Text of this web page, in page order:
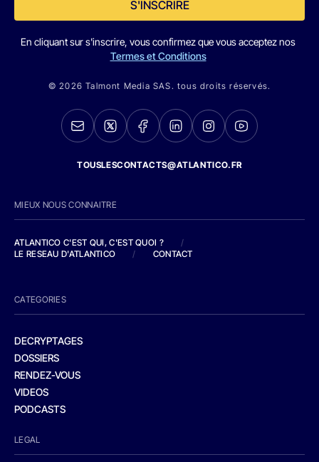
S'INSCRIRE
En cliquant sur s'inscrire, vous confirmez que vous acceptez nos
Termes et Conditions
© 2026 Talmont Media SAS. tous droits réservés.
TOUSLESCONTACTS@ATLANTICO.FR
MIEUX NOUS CONNAITRE
ATLANTICO C'EST QUI, C'EST QUOI ?
/
LE RESEAU D'ATLANTICO
/ CONTACT
CATEGORIES
DECRYPTAGES
DOSSIERS
RENDEZ-VOUS
VIDEOS
PODCASTS
LEGAL